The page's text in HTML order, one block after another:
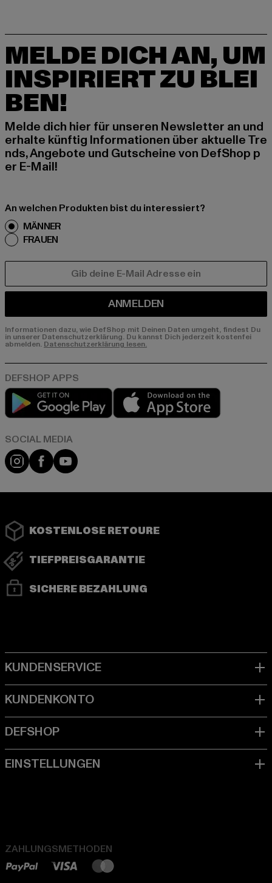
MELDE DICH AN, UM
INSPIRIERT ZU BLEI
BEN!
Melde dich hier für unseren Newsletter an und
erhalte künftig Informationen über aktuelle Tre
nds, Angebote und Gutscheine von DefShop p
er E-Mail!
An welchen Produkten bist du interessiert?
MÄNNER
FRAUEN
ANMELDEN
Informationen dazu, wie DefShop mit Deinen Daten umgeht, findest Du
in unserer Datenschutzerklärung. Du kannst Dich jederzeit kostenfei
abmelden. Datenschutzerklärung lesen.
Play market
Instagram
FacebookYouTube
KOSTENLOSE RETOURE
TIEFPREISGARANTIE
SICHERE BEZAHLUNG
ZAHLUNGSMETHODEN